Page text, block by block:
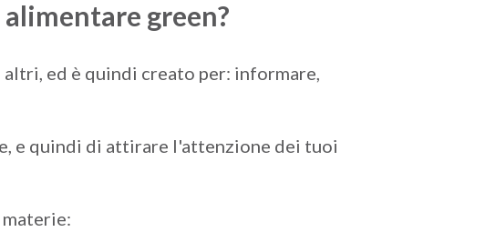
green?
ed è quindi creato per: informare,
e quindi di attirare l'attenzione dei tuoi